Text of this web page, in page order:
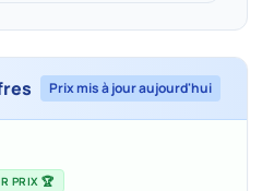
Prix mis à jour aujourd'hui
PRIX 🏆